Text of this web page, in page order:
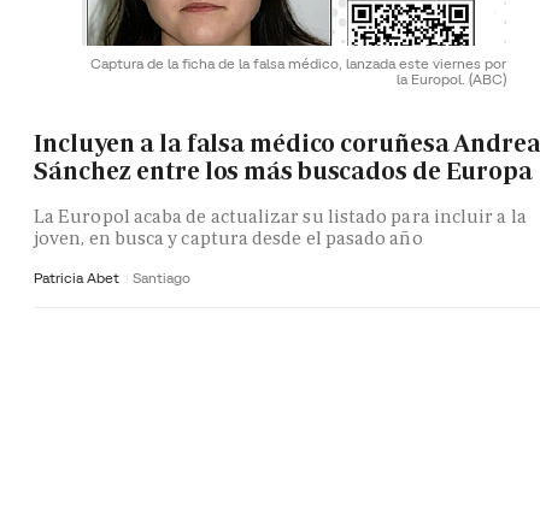
Captura de la ficha de la falsa médico, lanzada este viernes por
la Europol. (ABC)
Incluyen a la falsa médico coruñesa Andrea
Sánchez entre los más buscados de Europa
La Europol acaba de actualizar su listado para incluir a la
joven, en busca y captura desde el pasado año
Patricia Abet Santiago